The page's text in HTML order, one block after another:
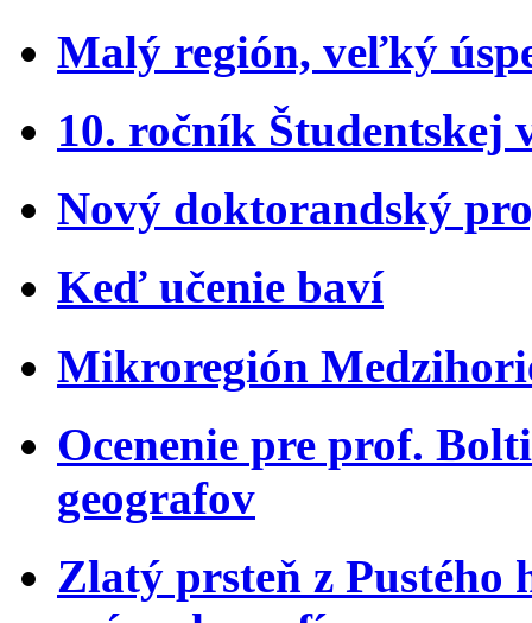
Malý región, veľký
10. ročník Študentskej
Nový doktorandský
Keď učenie baví
Mikroregión
Ocenenie pre prof.
geografov
Zlatý prsteň z Pustého